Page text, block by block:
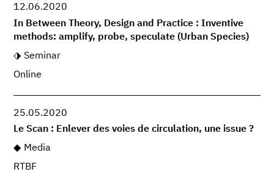
12.06.2020
In Between Theory, Design and Practice : Inventive
methods: amplify, probe, speculate (Urban Species)
Seminar
Online
25.05.2020
Le Scan : Enlever des voies de circulation, une issue ?
Media
RTBF